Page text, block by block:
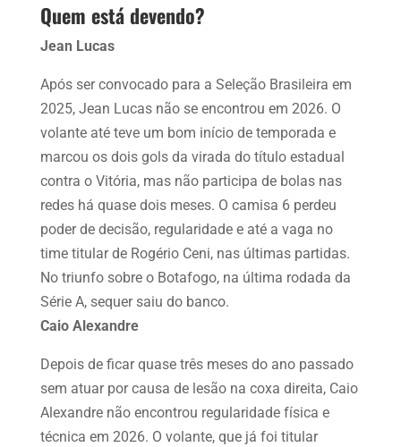
Quem está devendo?
Jean Lucas
Após ser convocado para a Seleção Brasileira em
2025, Jean Lucas não se encontrou em 2026. O
volante até teve um bom início de temporada e
marcou os dois gols da virada do título estadual
contra o Vitória, mas não participa de bolas nas
redes há quase dois meses. O camisa 6 perdeu
poder de decisão, regularidade e até a vaga no
time titular de Rogério Ceni, nas últimas partidas.
No triunfo sobre o Botafogo, na última rodada da
Série A, sequer saiu do banco.
Caio Alexandre
Depois de ficar quase três meses do ano passado
sem atuar por causa de lesão na coxa direita, Caio
Alexandre não encontrou regularidade física e
técnica em 2026. O volante, que já foi titular